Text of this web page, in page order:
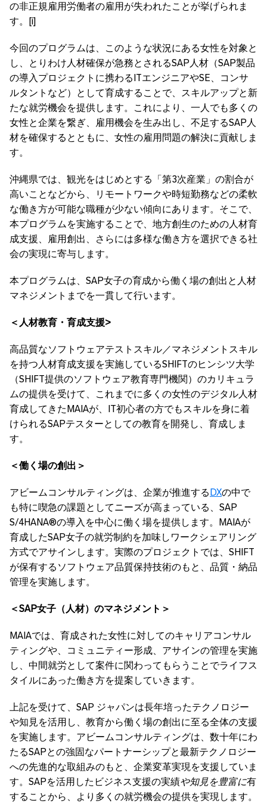
の非正規雇用労働者の雇用が失われたことが挙げられま
す。[i]
今回のプログラムは、このような状況にある女性を対象と
し、とりわけ人材確保が急務とされるSAP人材（SAP製品
の導入プロジェクトに携わるITエンジニアやSE、コンサ
ルタントなど）として育成することで、スキルアップと新
たな就労機会を提供します。これにより、一人でも多くの
女性と企業を繋ぎ、雇用機会を生み出し、不足するSAP人
材を確保するとともに、女性の雇用問題の解決に貢献しま
す。
沖縄県では、観光をはじめとする「第3次産業」の割合が
高いことなどから、リモートワークや時短勤務などの柔軟
な働き方が可能な職種が少ない傾向にあります。そこで、
本プログラムを実施することで、地方創生のための人材育
成支援、雇用創出、さらには多様な働き方を選択できる社
会の実現に寄与します。
本プログラムは、SAP女子の育成から働く場の創出と人材
マネジメントまでを一貫して行います。
＜人材教育・育成支援>
高品質なソフトウェアテストスキル／マネジメントスキル
を持つ人材育成支援を実施しているSHIFTのヒンシツ大学
（SHIFT提供のソフトウェア教育専門機関）のカリキュラ
ムの提供を受けて、これまでに多くの女性のデジタル人材
育成してきたMAIAが、IT初心者の方でもスキルを身に着
けられるSAPテスターとしての教育を開発し、育成しま
す。
＜働く場の創出＞
アビームコンサルティングは、企業が推進する DXの中で
も特に喫急の課題としてニーズが高まっている、SAP
S/4HANA®の導入を中心に働く場を提供します。MAIAが
育成したSAP女子の就労制約を加味しワークシェアリング
方式でアサインします。実際のプロジェクトでは、SHIFT
が保有するソフトウェア品質保持技術のもと、品質・納品
管理を実施します。
＜SAP女子（人材）のマネジメント＞
MAIAでは、育成された女性に対してのキャリアコンサル
ティングや、コミュニティー形成、アサインの管理を実施
し、中間就労として案件に関わってもらうことでライフス
タイルにあった働き方を提案していきます。
上記を受けて、SAP ジャパンは長年培ったテクノロジー
や知見を活用し、教育から働く場の創出に至る全体の支援
を実施します。アビームコンサルティングは、数十年にわ
たるSAPとの強固なパートナーシップと最新テクノロジー
への先進的な取組みのもと、企業変革実現を支援していま
す。SAPを活用したビジネス支援の実績や知見を豊富に有
することから、より多くの就労機会の提供を実現します。